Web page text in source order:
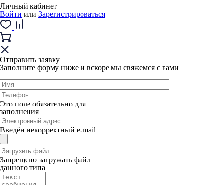
Личный кабинет
Войти или Зарегистрироваться
Отправить заявку
Заполните форму ниже и вскоре мы свяжемся с вами
Это поле обязательно для
заполнения
Введён некорректный e-mail
Запрещено загружать файл
данного типа